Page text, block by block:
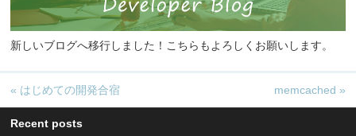
新しいブログへ移行しました！こちらもよろしくお願いします。
memcached »
« はじめての開発合宿
Recent posts